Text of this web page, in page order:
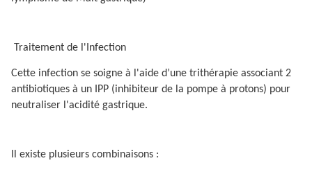
Traitement de l'Infection
Cette infection se soigne à l'aide d’une trithérapie associant 2
antibiotiques à un IPP (inhibiteur de la pompe à protons) pour
neutraliser l'acidité gastrique.
Il existe plusieurs combinaisons :